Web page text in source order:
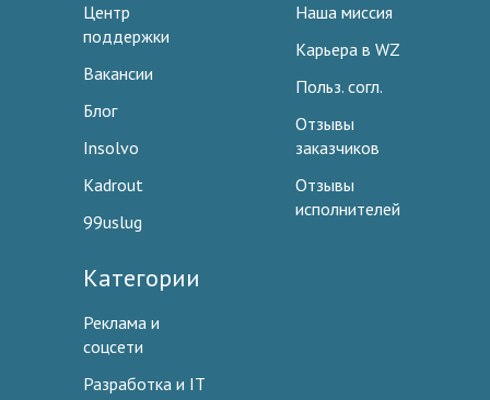
Центр
поддержки
Вакансии
Блог
Insolvo
Kadrout
99uslug
Наша миссия
Карьера в WZ
Польз. согл.
Отзывы
заказчиков
Отзывы
исполнителей
Категории
Реклама и
соцсети
Разработка и IT